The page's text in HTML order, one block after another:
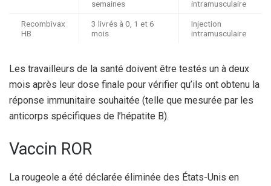
semaines intramusculaire
Recombivax
HB
3 livrés à 0, 1 et 6
mois
Injection
intramusculaire
Les travailleurs de la santé doivent être testés un à deux
mois après leur dose finale pour vérifier qu’ils ont obtenu la
réponse immunitaire souhaitée (telle que mesurée par les
anticorps spécifiques de l’hépatite B).
Vaccin ROR
La rougeole a été déclarée éliminée des États-Unis en